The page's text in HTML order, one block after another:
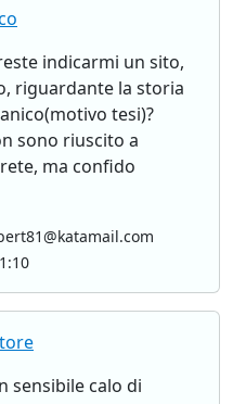
indicarmi un sito,
riguardante la storia
tesi)?
sono riuscito a
ma confido
sensibile calo di